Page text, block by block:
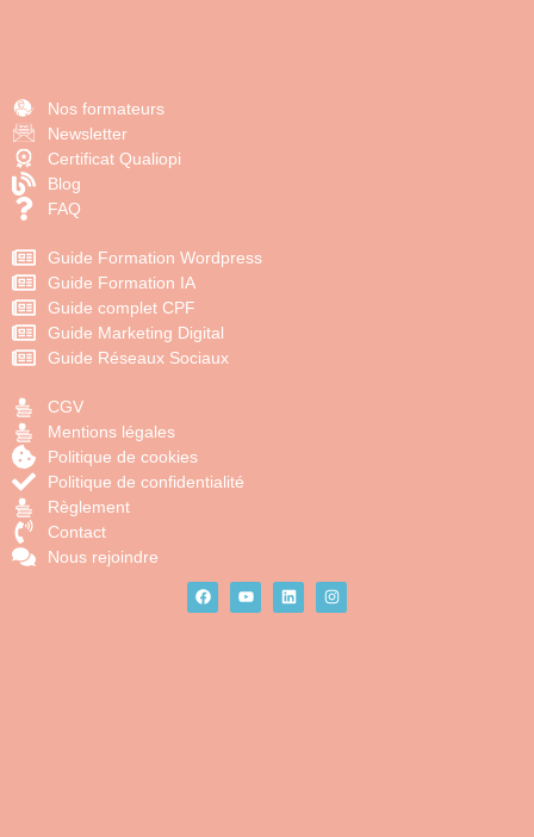
Nos formateurs
Newsletter
Certificat Qualiopi
Blog
FAQ
Guide Formation Wordpress
Guide Formation IA
Guide complet CPF
Guide Marketing Digital
Guide Réseaux Sociaux
CGV
Mentions légales
Politique de cookies
Politique de confidentialité
Règlement
Contact
Nous rejoindre